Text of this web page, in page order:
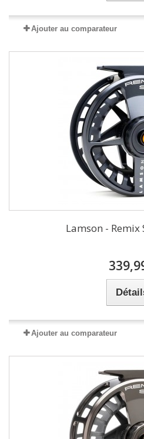
Ajouter au comparateur
Lamson -
Ajouter au comparateur